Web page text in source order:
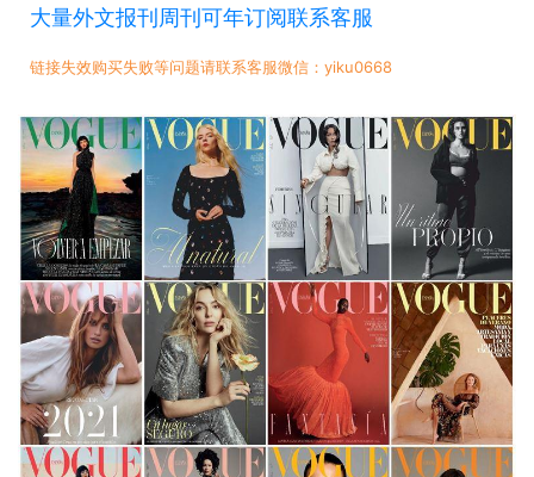
大量外文报刊周刊可年订阅联系客服
链接失效购买失败等问题请联系客服微信：yiku0668